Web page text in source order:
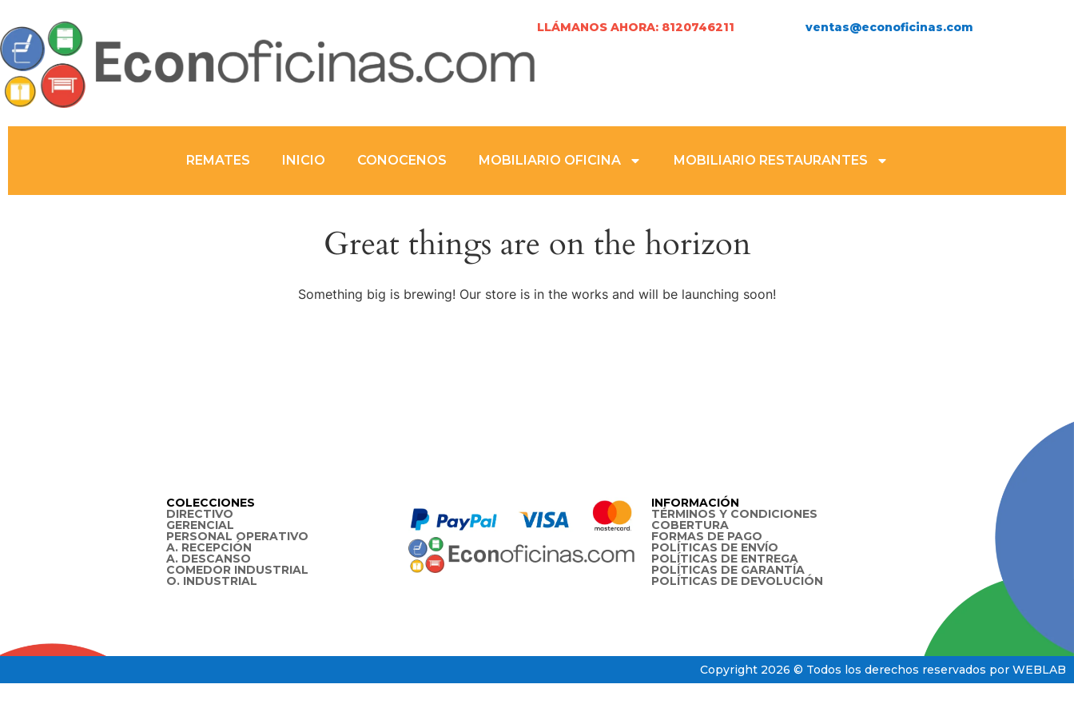
LLÁMANOS AHORA: 8120746211 ventas@econoficinas.com
REMATES INICIO CONOCENOS MOBILIARIO OFICINA MOBILIARIO RESTAURANTES
Great things are on the horizon
Something big is brewing! Our store is in the works and will be launching soon!
COLECCIONES
DIRECTIVO
GERENCIAL
PERSONAL OPERATIVO
A. RECEPCIÓN
A. DESCANSO
COMEDOR INDUSTRIAL
O. INDUSTRIAL
INFORMACIÓN
TÉRMINOS Y CONDICIONES
COBERTURA
FORMAS DE PAGO
POLÍTICAS DE ENVÍO
POLÍTICAS DE ENTREGA
POLÍTICAS DE GARANTÍA
POLÍTICAS DE DEVOLUCIÓN
Copyright 2026 © Todos los derechos reservados por WEBLAB